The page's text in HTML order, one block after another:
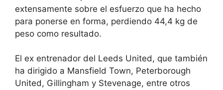
extensamente sobre el esfuerzo que ha hecho
para ponerse en forma, perdiendo 44,4 kg de
peso como resultado.
El ex entrenador del Leeds United, que también
ha dirigido a Mansfield Town, Peterborough
United, Gillingham y Stevenage, entre otros